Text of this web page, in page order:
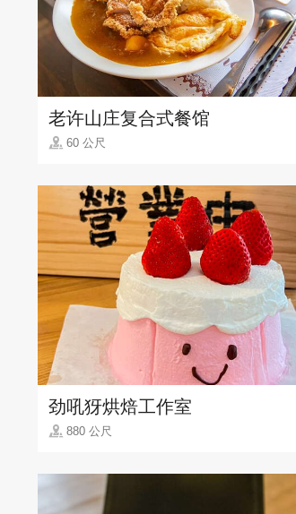
老许山庄复合式餐馆
60 公尺
劲吼犽烘焙工作室
880 公尺